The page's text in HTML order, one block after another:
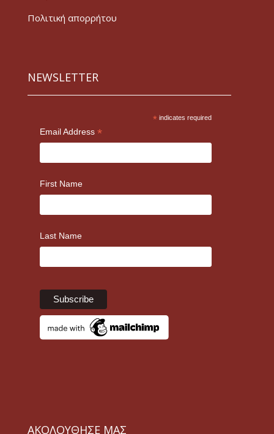
Πολιτική απορρήτου
NEWSLETTER
* indicates required
Email Address *
First Name
Last Name
ΑΚΟΛΟΥΘΗΣΕ ΜΑΣ